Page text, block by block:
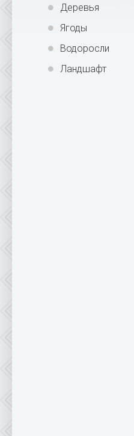
Деревья
Ягоды
Водоросли
Ландшафт